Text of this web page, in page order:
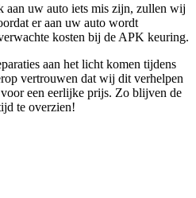
aan uw auto iets mis zijn, zullen wij
er aan uw auto wordt
kosten bij de APK keuring.
aan het licht komen tijdens
vertrouwen dat wij dit verhelpen
een eerlijke prijs. Zo blijven de
te overzien!